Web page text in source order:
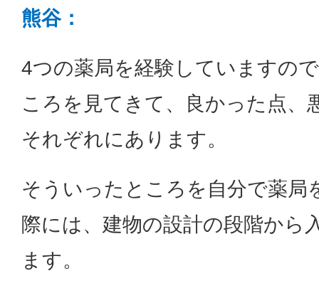
熊谷：
4つの薬局を経験していますの
ころを見てきて、良かった点、
それぞれにあります。
そういったところを自分で薬局
際には、建物の設計の段階から
ます。